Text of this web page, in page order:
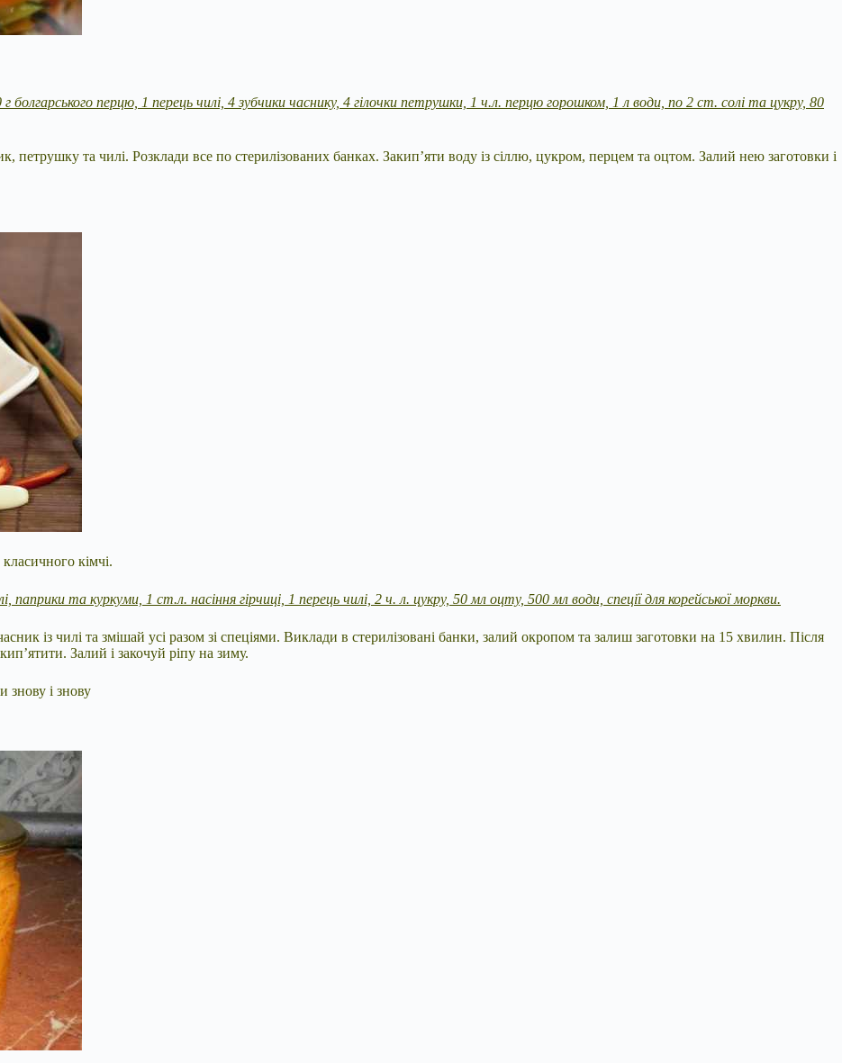
г болгарського перцю, 1 перець чилі, 4 зубчики часнику, 4 гілочки петрушки, 1 ч.л. перцю горошком, 1 л води, по 2 ст. солі та цукру, 80
петрушку та чилі. Розклади все по стерилізованих банках. Закип’яти воду із сіллю, цукром, перцем та оцтом. Залий нею заготовки і
кімчі.
паприки та куркуми, 1 ст.л. насіння гірчиці, 1 перець чилі, 2 ч. л. цукру, 50 мл оцту, 500 мл води, спеції для корейської моркви.
із чилі та змішай усі разом зі спеціями. Виклади в стерилізовані банки, залий окропом та залиш заготовки на 15 хвилин. Після
Залий і закочуй ріпу на зиму.
знову і знову